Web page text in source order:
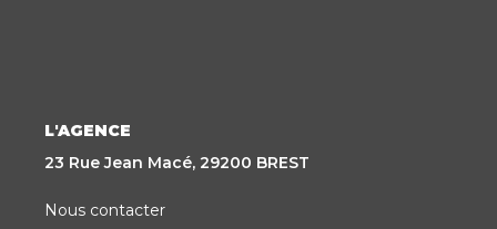
L'AGENCE
23 Rue Jean Macé, 29200 BREST
Nous contacter